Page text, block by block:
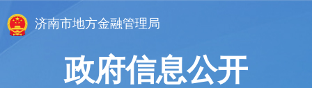
济南市地方金融管理局
政府信息公开